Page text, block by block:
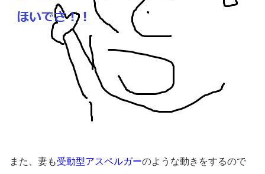
また、妻も受動型アスペルガーのような動きをするので